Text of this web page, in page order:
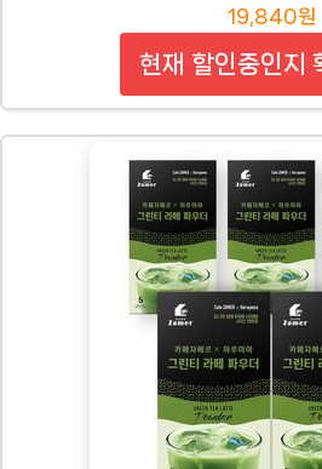
19,840원
현재 할인중인지